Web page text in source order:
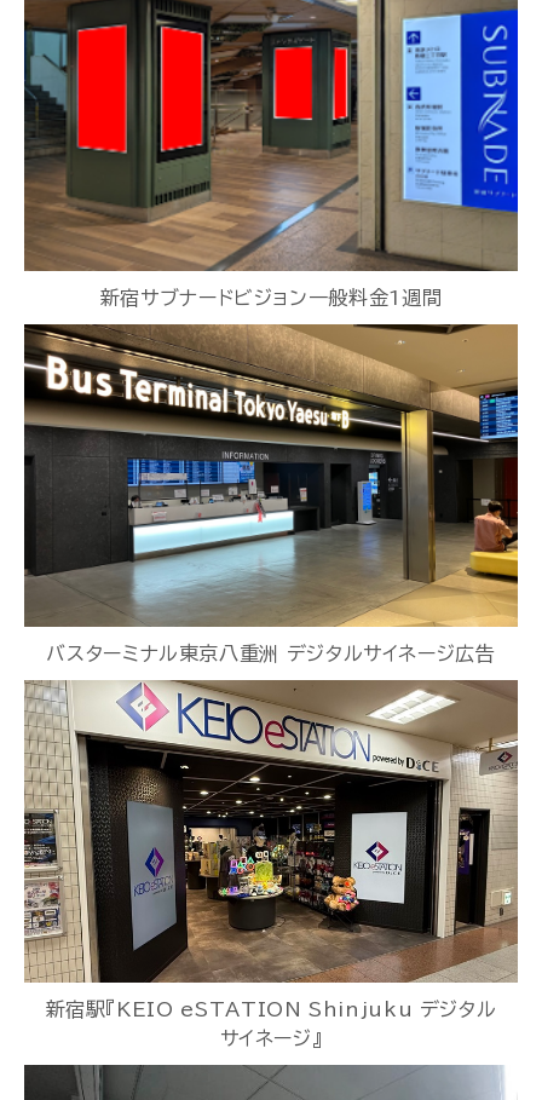
新宿サブナードビジョン一般料金1週間
バスターミナル東京八重洲 デジタルサイネージ広告
新宿駅『KEIO eSTATION Shinjuku デジタル
サイネージ』